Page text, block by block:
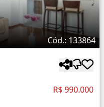
Cód.: 133864
R$ 990.000